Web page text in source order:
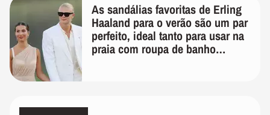
As sandálias favoritas de Erling
Haaland para o verão são um par
perfeito, ideal tanto para usar na
praia com roupa de banho